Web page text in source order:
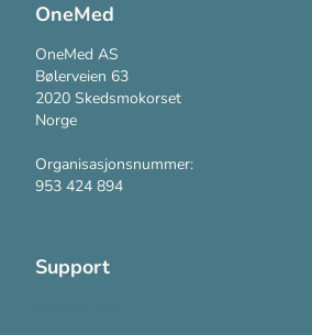
OneMed
OneMed AS
Bølerveien 63
2020 Skedsmokorset
Norge
Organisasjonsnummer:
953 424 894
Support